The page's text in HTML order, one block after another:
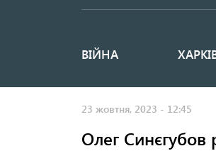
Основная
ВІЙНА
23 жовтня, 2023 - 12:45
Олег Синєгубов